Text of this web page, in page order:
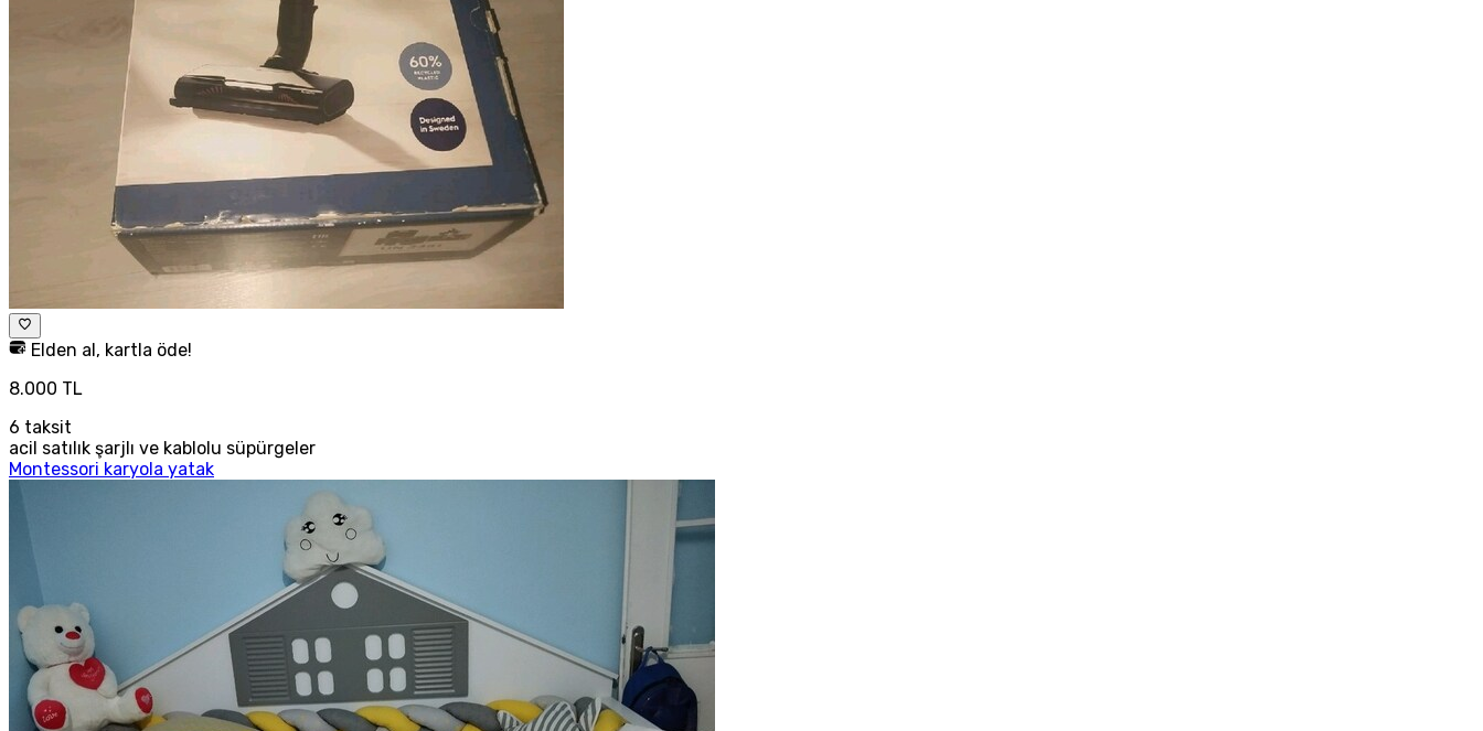
Elden al, kartla öde!
8.000 TL
6 taksit
acil satılık şarjlı ve kablolu süpürgeler
Montessori karyola yatak